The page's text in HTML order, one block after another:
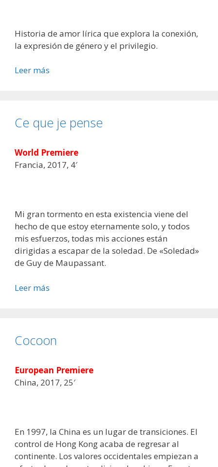
Historia de amor lírica que explora la conexión,
la expresión de género y el privilegio.
Leer más
Ce que je pense
World Premiere
Francia, 2017, 4′
Mi gran tormento en esta existencia viene del
hecho de que estoy eternamente solo, y todos
mis esfuerzos, todas mis acciones están
dirigidas a escapar de la soledad. De «Soledad»
de Guy de Maupassant.
Leer más
Cocoon
European Premiere
China, 2017, 25′
En 1997, la China es un lugar de transiciones. El
control de Hong Kong acaba de regresar al
continente. Los valores occidentales empiezan a